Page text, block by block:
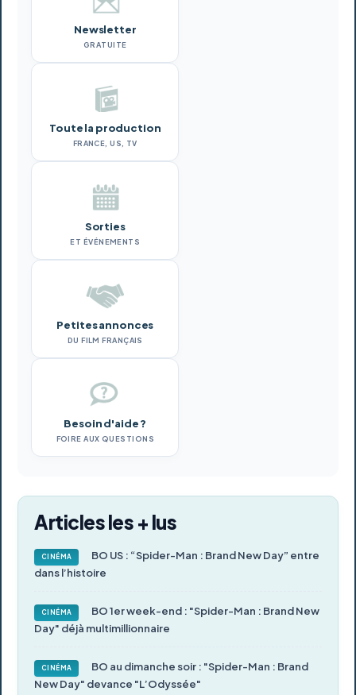
Newsletter
GRATUITE
Toute la production
FRANCE, US, TV
Sorties
ET ÉVÉNEMENTS
Petites annonces
DU FILM FRANÇAIS
Besoin d'aide ?
FOIRE AUX QUESTIONS
Articles les + lus
CINÉMA
BO US : “Spider-Man : Brand New Day” entre
dans l’histoire
CINÉMA
BO 1er week-end : "Spider-Man : Brand New
Day" déjà multimillionnaire
CINÉMA
BO au dimanche soir : "Spider-Man : Brand
New Day" devance "L’Odyssée"